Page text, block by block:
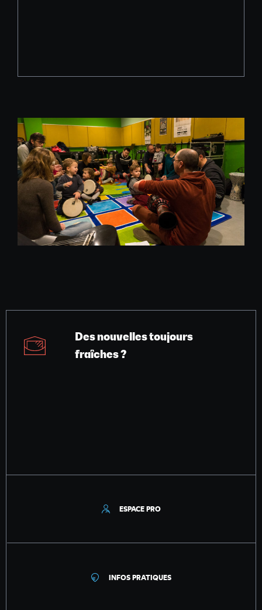
Des nouvelles toujours
fraîches ?
ESPACE PRO
INFOS PRATIQUES